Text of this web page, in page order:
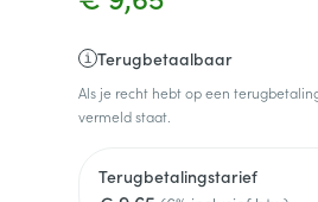
Terugbetaalbaar
Als je recht hebt op een
vermeld staat.
Terugbetalingstarief